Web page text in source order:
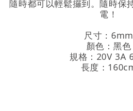
隨時都可以輕鬆攞到。隨時保
電！
尺寸：6mm
顏色：黑色
規格：20V 3A
長度：